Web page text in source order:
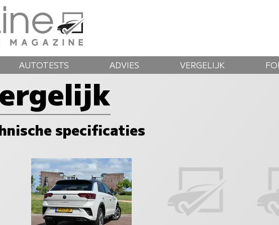
AUTOTESTS ADVIES VERGELIJK
specificaties